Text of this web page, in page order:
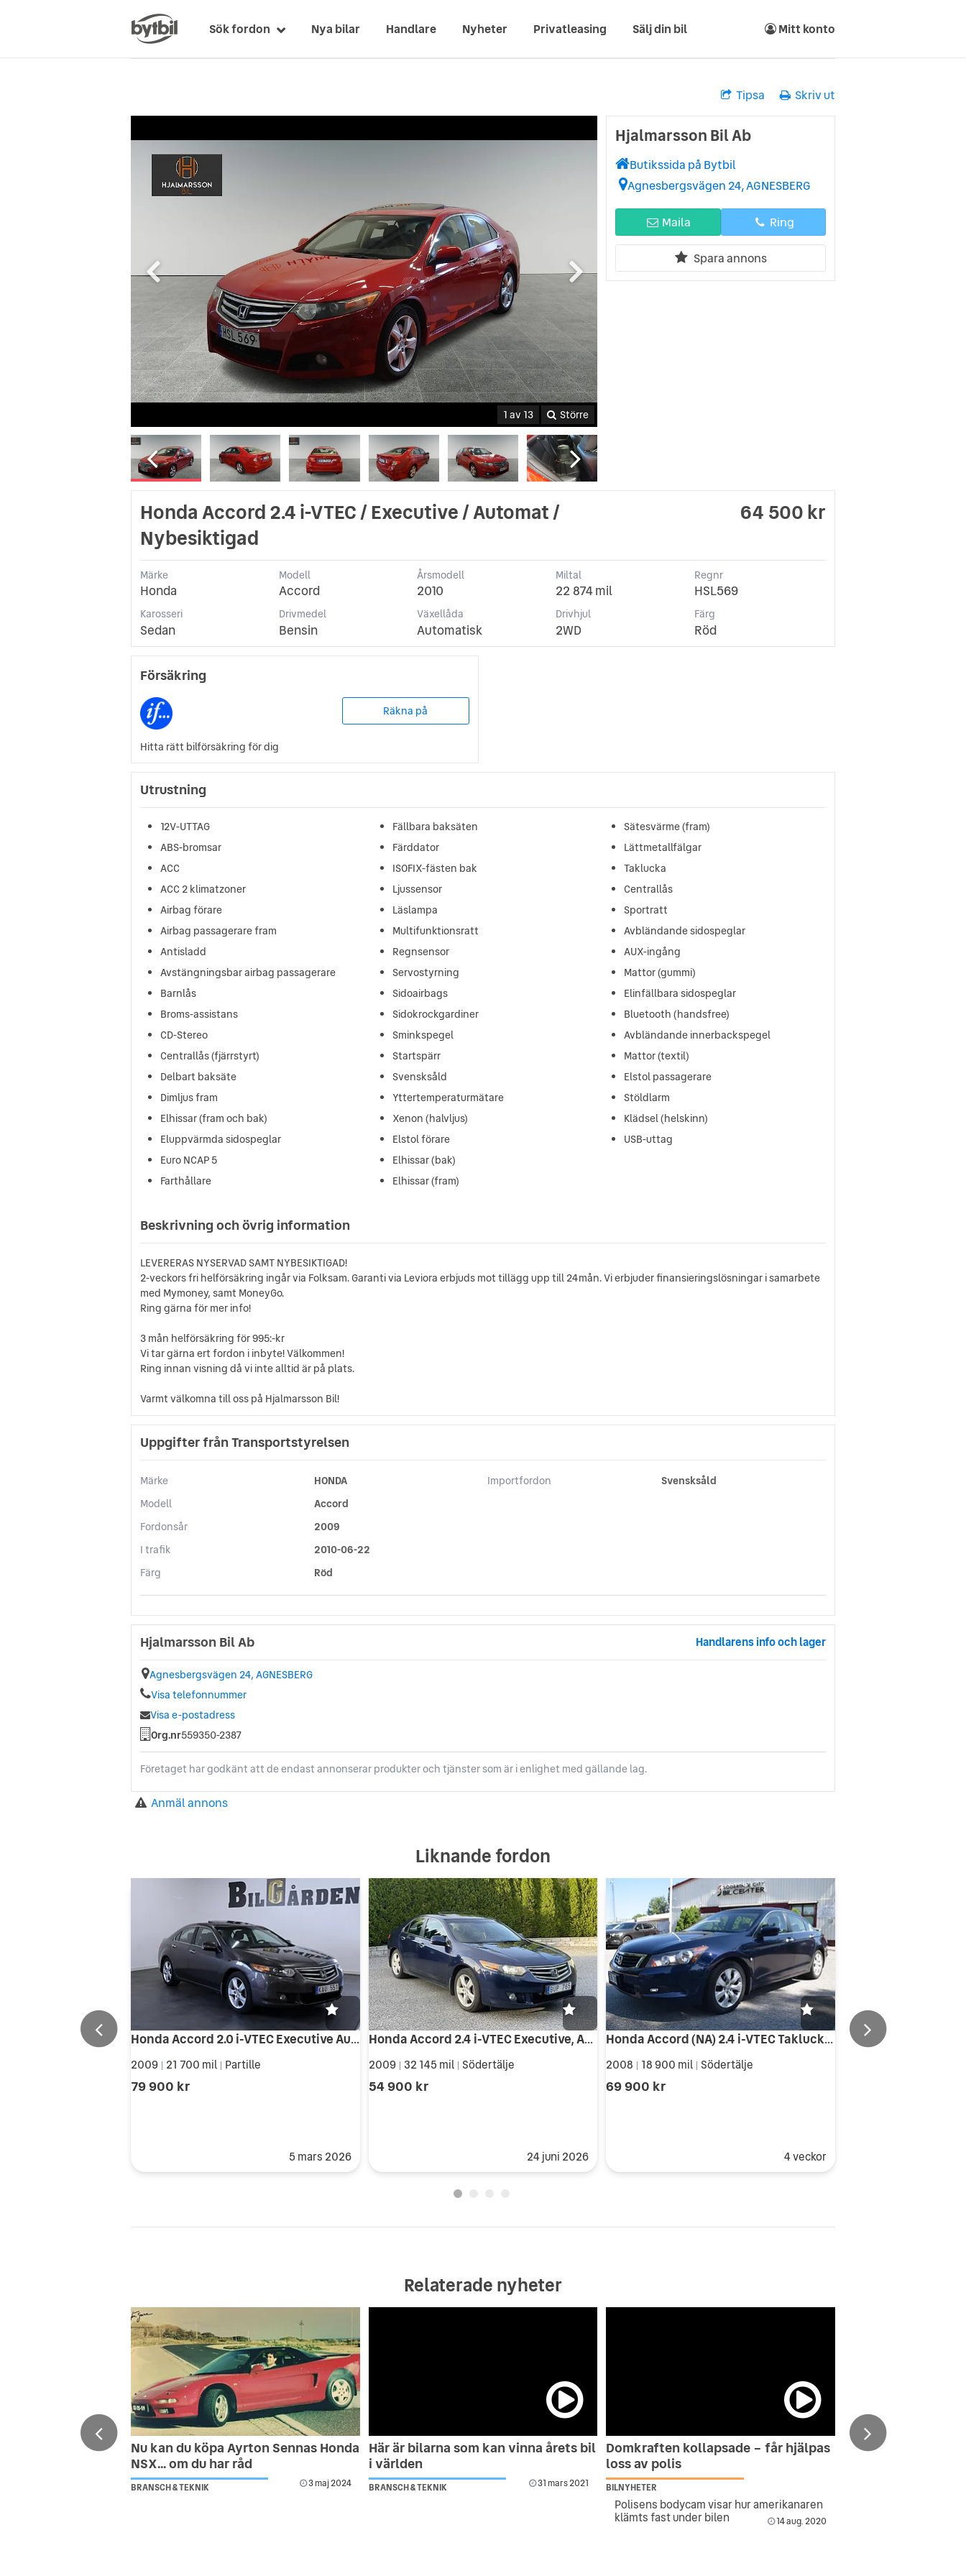
Sök fordon Nya bilar Handlare Nyheter Privatleasing Sälj din bil Mitt konto
Tipsa Skriv ut
1 av 13 Större
Hjalmarsson Bil Ab
Butikssida på Bytbil
Agnesbergsvägen 24, AGNESBERG
Maila Ring
Spara annons
Honda Accord 2.4 i-VTEC / Executive / Automat /
Nybesiktigad
64 500 kr
Märke
Honda
Modell
Accord
Årsmodell
2010
Miltal
22 874 mil
Regnr
HSL569
Karosseri
Sedan
Drivmedel
Bensin
Växellåda
Automatisk
Drivhjul
2WD
Färg
Röd
Försäkring
Räkna på
Hitta rätt bilförsäkring för dig
Utrustning
12V-UTTAG
ABS-bromsar
ACC
ACC 2 klimatzoner
Airbag förare
Airbag passagerare fram
Antisladd
Avstängningsbar airbag passagerare
Barnlås
Broms-assistans
CD-Stereo
Centrallås (fjärrstyrt)
Delbart baksäte
Dimljus fram
Elhissar (fram och bak)
Eluppvärmda sidospeglar
Euro NCAP 5
Farthållare
Fällbara baksäten
Färddator
ISOFIX-fästen bak
Ljussensor
Läslampa
Multifunktionsratt
Regnsensor
Servostyrning
Sidoairbags
Sidokrockgardiner
Sminkspegel
Startspärr
Svensksåld
Yttertemperaturmätare
Xenon (halvljus)
Elstol förare
Elhissar (bak)
Elhissar (fram)
Sätesvärme (fram)
Lättmetallfälgar
Taklucka
Centrallås
Sportratt
Avbländande sidospeglar
AUX-ingång
Mattor (gummi)
Elinfällbara sidospeglar
Bluetooth (handsfree)
Avbländande innerbackspegel
Mattor (textil)
Elstol passagerare
Stöldlarm
Klädsel (helskinn)
USB-uttag
Beskrivning och övrig information
LEVERERAS NYSERVAD SAMT NYBESIKTIGAD!
2-veckors fri helförsäkring ingår via Folksam. Garanti via Leviora erbjuds mot tillägg upp till 24mån. Vi erbjuder finansieringslösningar i samarbete
med Mymoney, samt MoneyGo.
Ring gärna för mer info!
3 mån helförsäkring för 995:-kr
Vi tar gärna ert fordon i inbyte! Välkommen!
Ring innan visning då vi inte alltid är på plats.
Varmt välkomna till oss på Hjalmarsson Bil!
Uppgifter från Transportstyrelsen
Märke
HONDA
Modell
Accord
Fordonsår
2009
I trafik
2010-06-22
Färg
Röd
Importfordon Svensksåld
Hjalmarsson Bil Ab Handlarens info och lager
Agnesbergsvägen 24, AGNESBERG
Visa telefonnummer
Visa e-postadress
Org.nr559350-2387
Företaget har godkänt att de endast annonserar produkter och tjänster som är i enlighet med gällande lag.
Anmäl annons
Liknande fordon
Honda Accord 2.0 i-VTEC Executive Automat Nyserv Nybes Takluka
2009 21 700 mil Partille
79 900 kr
5 mars 2026
Honda Accord 2.4 i-VTEC Executive, Automatisk, drag, taklucka, 201hk
2009 | 32 145 mil | Södertälje
54 900 kr
24 juni 2026
Honda Accord (NA) 2.4 i-VTEC Taklucka Skinn Auto
2008 18 900 mil Södertälje
69 900 kr
4 veckor
Relaterade nyheter
Nu kan du köpa Ayrton Sennas Honda
NSX... om du har råd
BRANSCH & TEKNIK 3 maj 2024
Här är bilarna som kan vinna årets bil
i världen
BRANSCH & TEKNIK 31 mars 2021
Domkraften kollapsade – får hjälpas
loss av polis
BILNYHETER
Polisens bodycam visar hur amerikanaren
klämts fast under bilen 14 aug. 2020